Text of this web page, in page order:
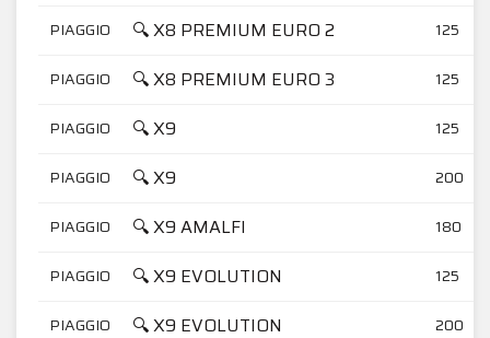
PIAGGIO 🔍 X8 PREMIUM EURO 2 125
PIAGGIO 🔍 X8 PREMIUM EURO 3 125
PIAGGIO 🔍 X9 125
PIAGGIO 🔍 X9 200
PIAGGIO 🔍 X9 AMALFI 180
PIAGGIO 🔍 X9 EVOLUTION 125
PIAGGIO 🔍 X9 EVOLUTION 200